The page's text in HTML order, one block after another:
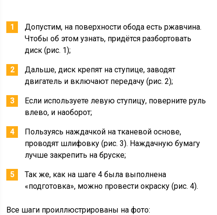
Допустим, на поверхности обода есть ржавчина.
Чтобы об этом узнать, придётся разбортовать
диск (рис. 1);
Дальше, диск крепят на ступице, заводят
двигатель и включают передачу (рис. 2);
Если используете левую ступицу, поверните руль
влево, и наоборот;
Пользуясь наждачкой на тканевой основе,
проводят шлифовку (рис. 3). Наждачную бумагу
лучше закрепить на бруске;
Так же, как на шаге 4 была выполнена
«подготовка», можно провести окраску (рис. 4).
Все шаги проиллюстрированы на фото: